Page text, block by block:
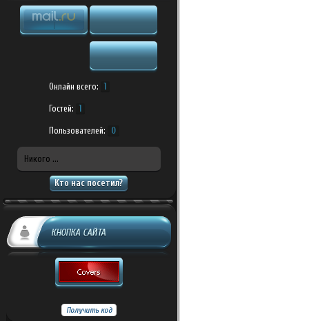
Онлайн всего: 1
Гостей: 1
Пользователей: 0
Никого ...
Кто нас посетил?
КНОПКА САЙТА